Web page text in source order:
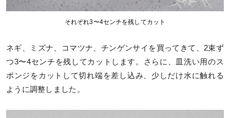
それぞれ3〜4センチを残してカット
ネギ、ミズナ、コマツナ、チンゲンサイを買ってきて、2束ず
つ3〜4センチを残してカットします。さらに、皿洗い用のス
ポンジをカットして切れ端を差し込み、少しだけ水に触れる
ように調整しました。